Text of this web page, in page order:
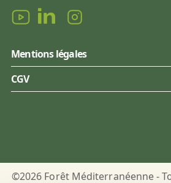
Mentions légales
CGV
©2026 Forêt Méditerranéenne -